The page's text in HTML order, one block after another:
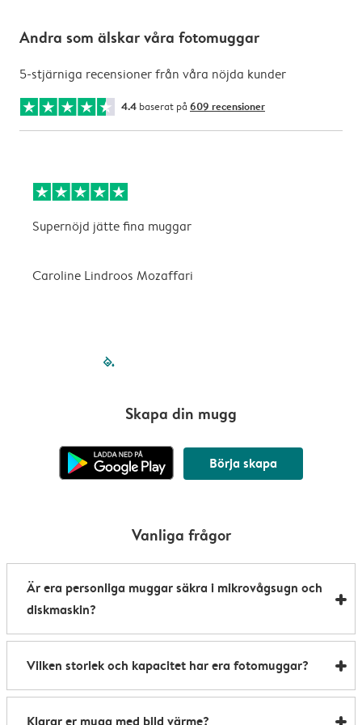
Andra som älskar våra fotomuggar
5-stjärniga recensioner från våra nöjda kunder
4.4 baserat på 609 recensioner
Supernöjd jätte fina muggar
Caroline Lindroos Mozaffari
filled-pagination
Skapa din mugg
Börja skapa
Vanliga frågor
Är era personliga muggar säkra i mikrovågsugn och
diskmaskin?
Våra personanpassade muggar är både
mikrovågsugns- och diskmaskinståliga. Enda
undantaget är våra värmeskiftande muggar. De är
Vilken storlek och kapacitet har era fotomuggar?
Våra muggar är 8,2 x 9,5 cm och rymmer upp till 285
Klarar er mugg med bild värme?